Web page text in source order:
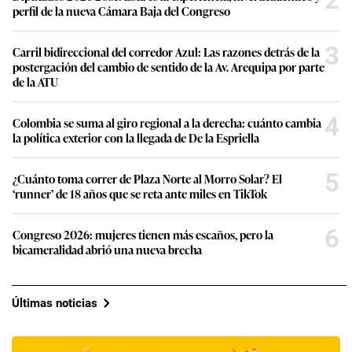
perfil de la nueva Cámara Baja del Congreso
Carril bidireccional del corredor Azul: Las razones detrás de la
postergación del cambio de sentido de la Av. Arequipa por parte
de la ATU
3
Colombia se suma al giro regional a la derecha: cuánto cambia
la política exterior con la llegada de De la Espriella
4
¿Cuánto toma correr de Plaza Norte al Morro Solar? El
‘runner’ de 18 años que se reta ante miles en TikTok
5
Congreso 2026: mujeres tienen más escaños, pero la
bicameralidad abrió una nueva brecha
6
Últimas noticias